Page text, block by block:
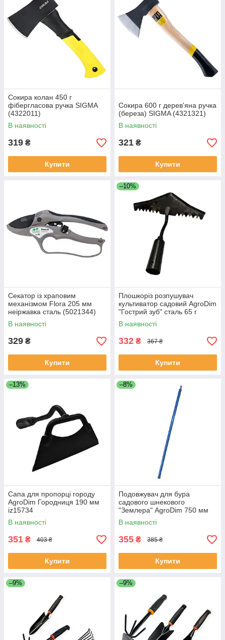
Сокира колан 450 г
фібергласова ручка SIGMA
(4322011)
В наявності
319 ₴
Купити
Сокира 600 г дерев'яна ручка
(береза) SIGMA (4321321)
В наявності
321 ₴
Купити
Секатор із храповим
механізмом Flora 205 мм
неіржавка сталь (5021344)
В наявності
329 ₴
Купити
–10%
Плошкоріз розпушувач
культиватор садовий AgroDim
"Гострий зуб" сталь 65 г
В наявності
332 ₴ 367 ₴
Купити
–13%
Сапа для пропорці городу
AgroDim Городниця 190 мм
iz15734
В наявності
351 ₴ 403 ₴
Купити
–8%
Подовжувач для бура
садового шнекового
"Землера" AgroDim 750 мм
сталь 65 г
В наявності
355 ₴ 385 ₴
Купити
–9% –9%